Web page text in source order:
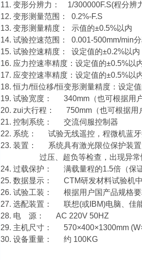
11. 变形分辨力： 1/300000F.S(程分辨
12. 变形测量范围： 0.2%-F.S
13. 变形测量精度： 示值的±0.5%以内
14. 试验控速范围： 0.001-500mm/min
15. 试验控速精度： 设定值的±0.2%以内
16. 应力控速率精度：设定值的±0.5%以
17. 应变控速率精度：设定值的±0.5%以
18. 恒力/恒位移/恒变形测量精度：设定值
19. 试验宽度： 340mm（也可根据用户
20. zui大行程： 750mm（也可根据用
21. 控制系统： 交流伺服控制器
22. 系统： 试验无线遥控，程微机蓝牙
23. 装置： 系统具有激光限位保护装置
过压、超负等检查，出现异常情
24. 过载保护： 满载量程的1.5倍（保
25. 数据显示： CTM研发材料试验机中
26. 试验工装： 根据用户国产品规格要
27. 选配装置： 联想(或IBM)电脑、佳
28. 电 源： AC 220V 50HZ
29. 主机尺寸： 570×400×1300mm
30. 设备重量： 约 100KG